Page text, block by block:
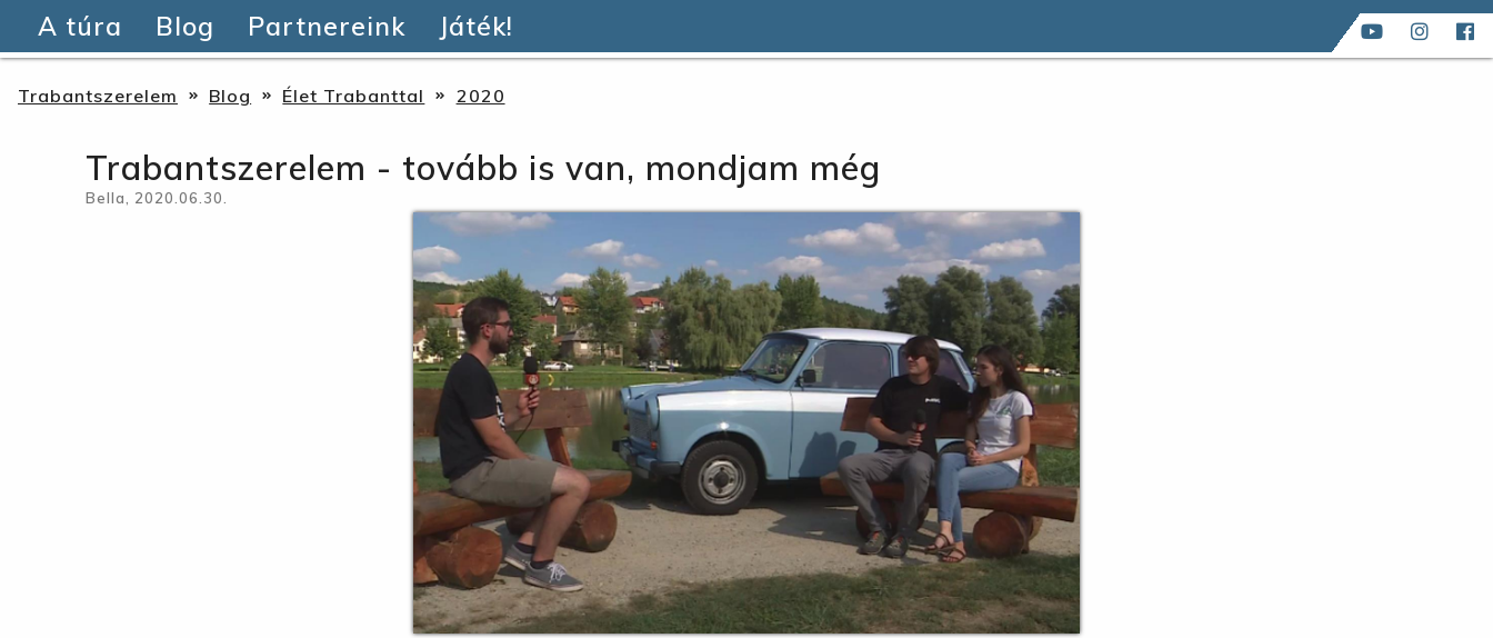
A túra Blog Partnereink Játék!
Trabantszerelem Blog Élet Trabanttal 2020
Trabantszerelem - tovább is van, mondjam még
Bella, 2020.06.30.